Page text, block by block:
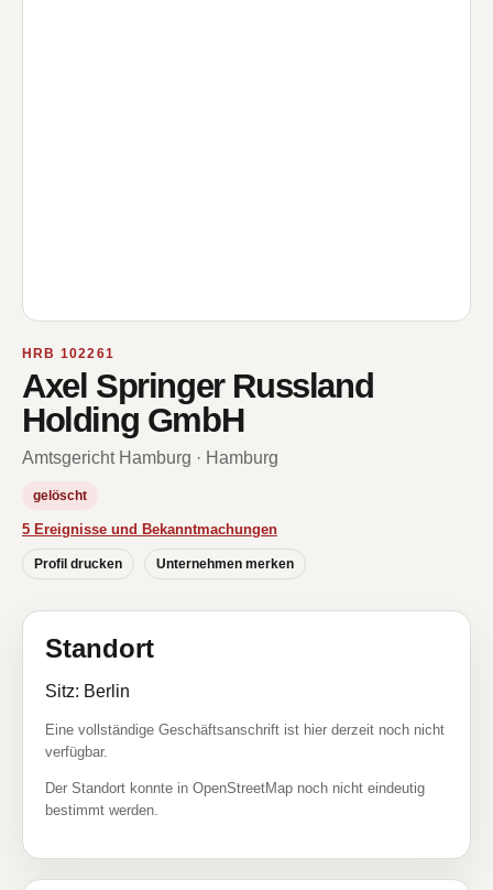
HRB 102261
Axel Springer Russland
Holding GmbH
Amtsgericht Hamburg · Hamburg
gelöscht
5 Ereignisse und Bekanntmachungen
Profil drucken Unternehmen merken
Standort
Sitz: Berlin
Eine vollständige Geschäftsanschrift ist hier derzeit noch nicht
verfügbar.
Der Standort konnte in OpenStreetMap noch nicht eindeutig
bestimmt werden.